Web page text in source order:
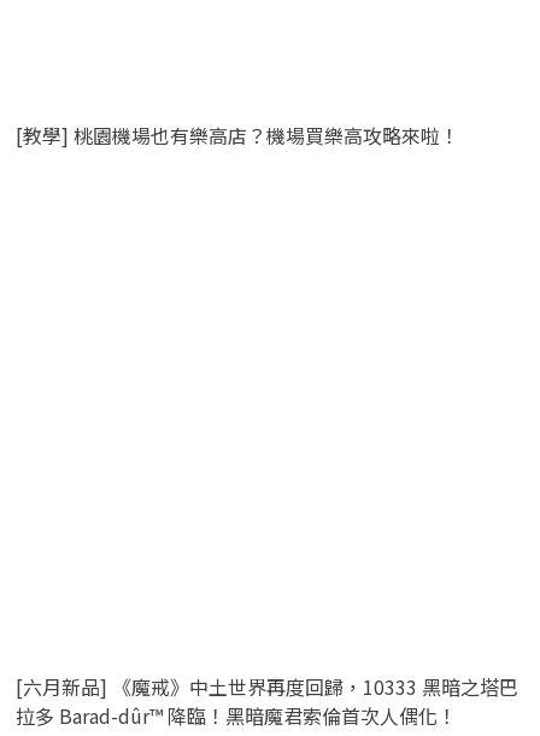
[教學] 桃園機場也有樂高店？機場買樂高攻略來啦！
[六月新品] 《魔戒》中土世界再度回歸，10333 黑暗之塔巴
拉多 Barad-dûr™ 降臨！黑暗魔君索倫首次人偶化！